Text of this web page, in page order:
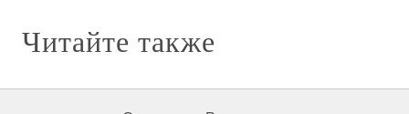
Читайте также